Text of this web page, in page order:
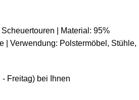
| Material: 95%
| Verwendung: Polstermöbel, Stühle,
- Freitag) bei Ihnen